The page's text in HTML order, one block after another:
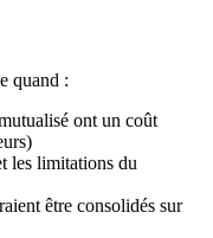
quand :
ont un coût
les limitations du
être consolidés sur